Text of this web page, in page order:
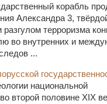
корабль
Александра 3,
терроризма
во внутренних и
...
национальной
второй половине ХІХ